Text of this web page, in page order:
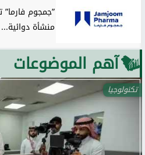
”جمجوم فارما”
منشأة دوائية...
آهم الموضوعات
تكنولوجيا